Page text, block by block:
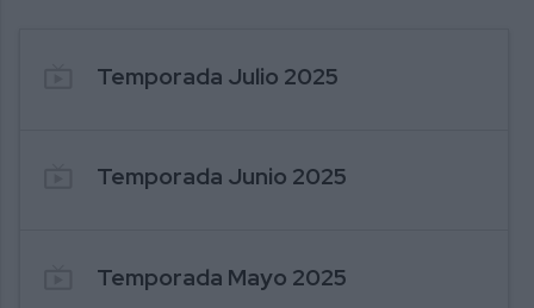
Temporada Julio 2025
Temporada Junio 2025
Temporada Mayo 2025